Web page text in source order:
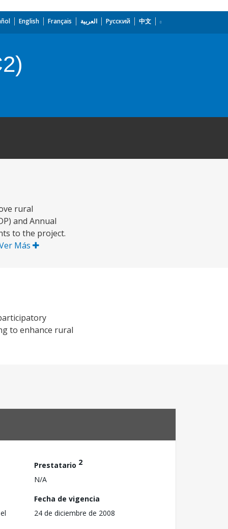
English Français العربية Русский 中文
rural
and Annual
to the project.
Más
to enhance rural
Prestatario 2
N/A
Fecha de vigencia
24 de diciembre de 2008